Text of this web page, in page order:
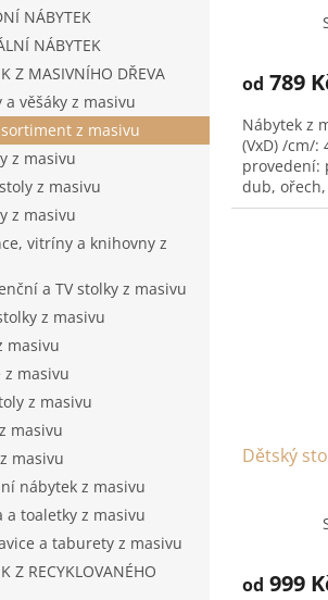
NÁBYTEK
NÁBYTEK
Z MASIVNÍHO DŘEVA
a věšáky z masivu
z masivu
z masivu
z masivu
z masivu
vitríny a knihovny z
a TV stolky z masivu
z masivu
masivu
z masivu
z masivu
masivu
masivu
nábytek z masivu
a toaletky z masivu
a taburety z masivu
Z RECYKLOVANÉHO
od 789
Nábytek z
(VxD) /cm/:
provedení:
dub,
Dětský
od 999